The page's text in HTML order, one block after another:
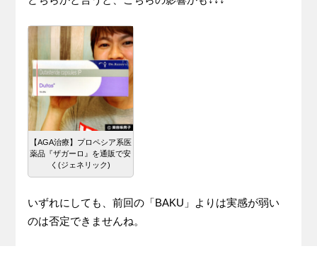
【AGA治療】プロペシア系医
薬品『ザガーロ』を通販で安
く(ジェネリック)
いずれにしても、前回の「BAKU」よりは実感が弱い
のは否定できませんね。